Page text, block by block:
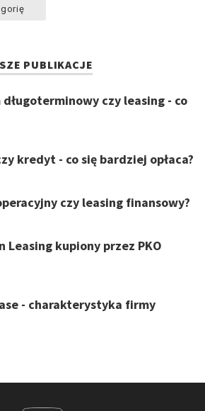
PUBLIKACJE
długoterminowy czy leasing - co
kredyt - co się bardziej opłaca?
czy leasing finansowy?
Leasing kupiony przez PKO
- charakterystyka firmy